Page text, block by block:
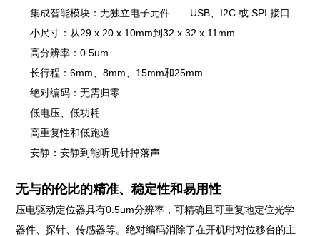
集成智能模块：无独立电子元件——USB、I2C 或 SPI 接口
小尺寸：从29 x 20 x 10mm到32 x 32 x 11mm
高分辨率：0.5um
长行程：6mm、8mm、15mm和25mm
绝对编码：无需归零
低电压、低功耗
高重复性和低跑道
安静：安静到能听见针掉落声
无与的伦比的精准、稳定性和易用性
压电驱动定位器具有0.5um分辨率，可精确且可重复地定位光学
器件、探针、传感器等。绝对编码消除了在开机时对位移台的主